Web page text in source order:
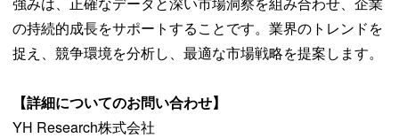
の持続的成長をサポートすることです。業界のトレンドを
捉え、競争環境を分析し、最適な市場戦略を提案します。
【詳細についてのお問い合わせ】
YH Research株式会社